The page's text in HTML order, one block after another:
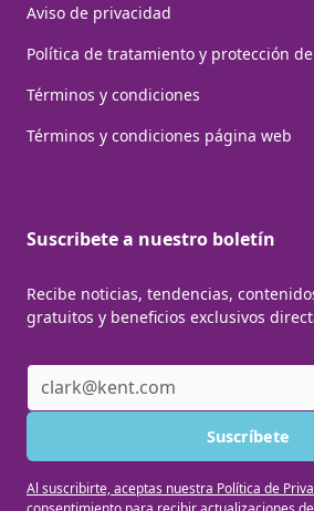
Aviso de privacidad
Política de tratamiento y protección
Términos y condiciones
Términos y condiciones página web
Suscribete a nuestro boletín
Recibe noticias, tendencias,
gratuitos y beneficios exclusivos
Al suscribirte, aceptas nuestra Política de